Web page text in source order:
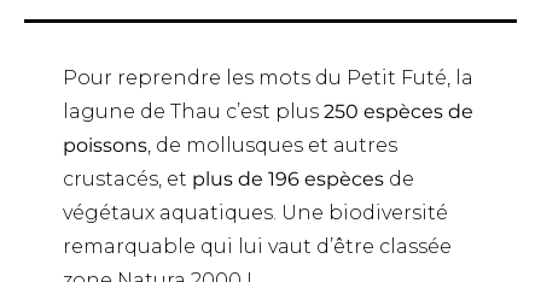
Pour reprendre les mots du Petit Futé, la
lagune de Thau c’est plus 250 espèces de
poissons, de mollusques et autres
crustacés, et plus de 196 espèces de
végétaux aquatiques. Une biodiversité
remarquable qui lui vaut d’être classée